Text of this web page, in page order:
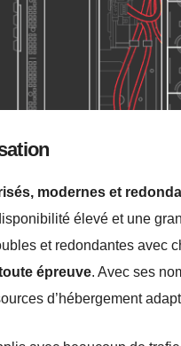
modernes et
élevé et une
et redondantes avec
épreuve. Avec ses
d’hébergement